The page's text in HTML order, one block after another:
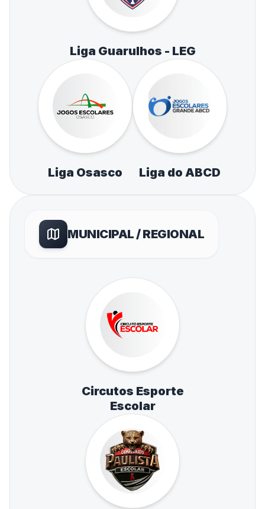
Liga Guarulhos - LEG
Liga Osasco Liga do ABCD
MUNICIPAL / REGIONAL
Circutos Esporte
Escolar